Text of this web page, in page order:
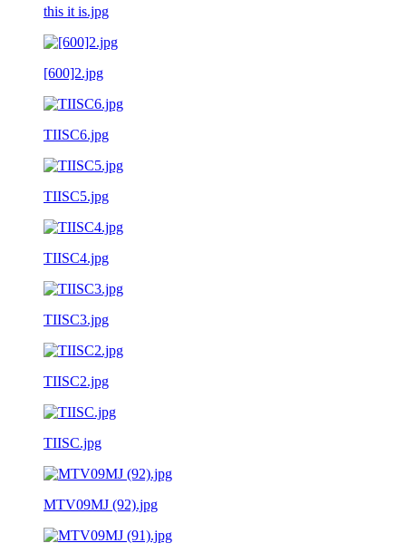
this it is.jpg
[600]2.jpg
TIISC6.jpg
TIISC5.jpg
TIISC4.jpg
TIISC3.jpg
TIISC2.jpg
TIISC.jpg
MTV09MJ (92).jpg